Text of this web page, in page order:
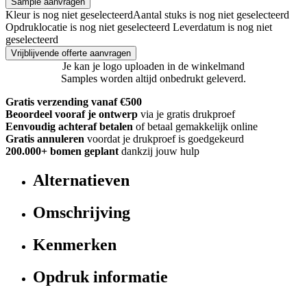
Kleur is nog niet geselecteerdAantal stuks is nog niet geselecteerd
Opdruklocatie is nog niet geselecteerd Leverdatum is nog niet
geselecteerd
Vrijblijvende offerte aanvragen
Je kan je logo uploaden in de winkelmand
Samples worden altijd onbedrukt geleverd.
Gratis verzending vanaf €500
Beoordeel vooraf je ontwerp via je gratis drukproef
Eenvoudig achteraf betalen of betaal gemakkelijk online
Gratis annuleren voordat je drukproef is goedgekeurd
200.000+ bomen geplant dankzij jouw hulp
Alternatieven
Omschrijving
Kenmerken
Opdruk informatie